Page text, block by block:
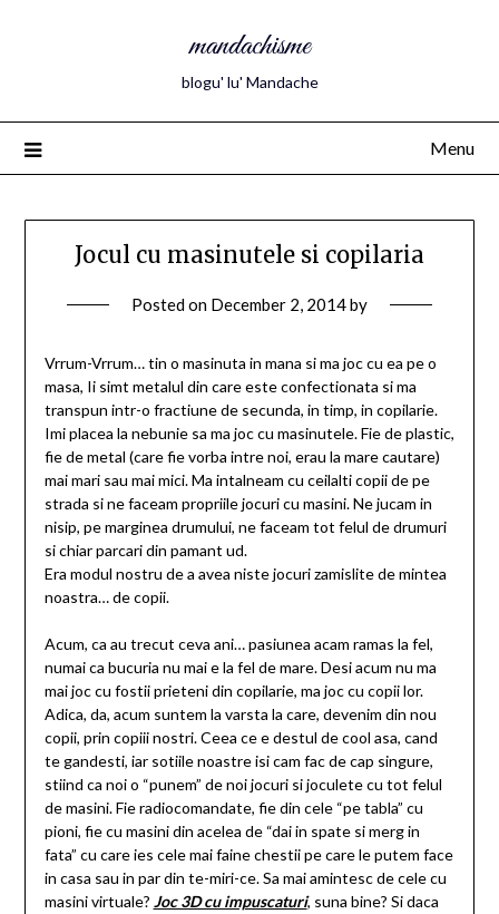
mandachisme
blogu' lu' Mandache
Menu
Jocul cu masinutele si copilaria
Posted on December 2, 2014by
Vrrum-Vrrum… tin o masinuta in mana si ma joc cu ea pe o
masa, Ii simt metalul din care este confectionata si ma
transpun intr-o fractiune de secunda, in timp, in copilarie.
Imi placea la nebunie sa ma joc cu masinutele. Fie de plastic,
fie de metal (care fie vorba intre noi, erau la mare cautare)
mai mari sau mai mici. Ma intalneam cu ceilalti copii de pe
strada si ne faceam propriile jocuri cu masini. Ne jucam in
nisip, pe marginea drumului, ne faceam tot felul de drumuri
si chiar parcari din pamant ud.
Era modul nostru de a avea niste jocuri zamislite de mintea
noastra… de copii.
Acum, ca au trecut ceva ani… pasiunea acam ramas la fel,
numai ca bucuria nu mai e la fel de mare. Desi acum nu ma
mai joc cu fostii prieteni din copilarie, ma joc cu copii lor.
Adica, da, acum suntem la varsta la care, devenim din nou
copii, prin copiii nostri. Ceea ce e destul de cool asa, cand
te gandesti, iar sotiile noastre isi cam fac de cap singure,
stiind ca noi o “punem” de noi jocuri si joculete cu tot felul
de masini. Fie radiocomandate, fie din cele “pe tabla” cu
pioni, fie cu masini din acelea de “dai in spate si merg in
fata” cu care ies cele mai faine chestii pe care le putem face
in casa sau in par din te-miri-ce. Sa mai amintesc de cele cu
masini virtuale? Joc 3D cu impuscaturi, suna bine? Si daca